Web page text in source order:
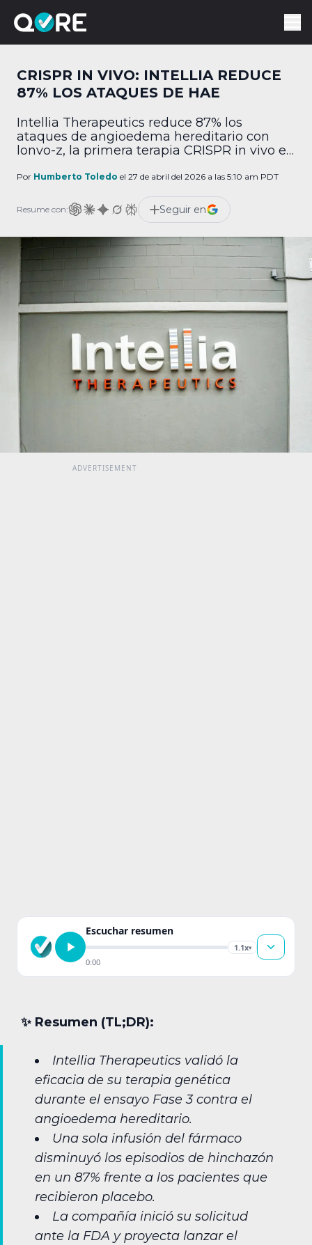
CRISPR IN VIVO: INTELLIA REDUCE
87% LOS ATAQUES DE HAE
Intellia Therapeutics reduce 87% los
ataques de angioedema hereditario con
lonvo-z, la primera terapia CRISPR in vivo en
Por Humberto Toledo el 27 de abril del 2026 a las 5:10 am PDT
Resume con: Seguir en
Escuchar resumen
1.1x▾
0:00
✨︎ Resumen (TL;DR):
Intellia Therapeutics validó la
eficacia de su terapia genética
durante el ensayo Fase 3 contra el
angioedema hereditario.
Una sola infusión del fármaco
disminuyó los episodios de hinchazón
en un 87% frente a los pacientes que
recibieron placebo.
La compañía inició su solicitud
ante la FDA y proyecta lanzar el